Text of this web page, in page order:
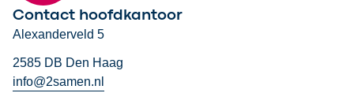
Contact hoofdkantoor
Alexanderveld 5
2585 DB Den Haag
info@2samen.nl